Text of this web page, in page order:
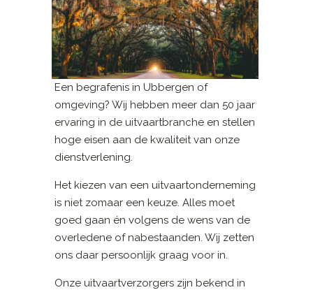
Een begrafenis in Ubbergen of
omgeving? Wij hebben meer dan 50 jaar
ervaring in de uitvaartbranche en stellen
hoge eisen aan de kwaliteit van onze
dienstverlening.
Het kiezen van een uitvaartonderneming
is niet zomaar een keuze. Alles moet
goed gaan én volgens de wens van de
overledene of nabestaanden. Wij zetten
ons daar persoonlijk graag voor in.
Onze uitvaartverzorgers zijn bekend in